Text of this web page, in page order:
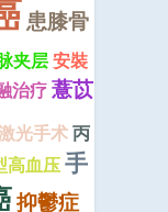
患膝骨
夹层安裝
治疗薏苡
光手术丙
高血压手
抑鬱症